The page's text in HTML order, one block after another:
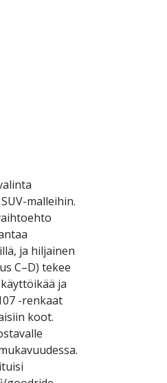
malleihin.
ja hiljainen
C–D) tekee
ja
-renkaat
koot.